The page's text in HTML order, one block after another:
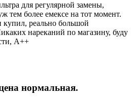
для регулярной замены,
тем более емексе на тот момент.
реально большой
нареканий по магазину, буду
A++
нормальная.